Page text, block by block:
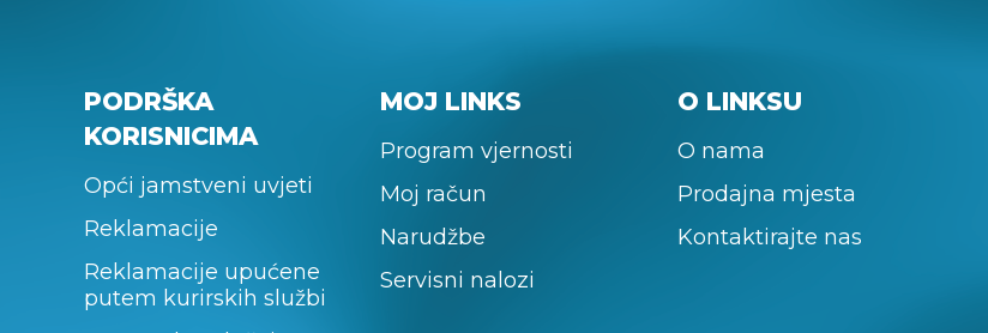
PODRŠKA
KORISNICIMA
Opći jamstveni uvjeti
Reklamacije
Reklamacije upućene
putem kurirskih službi
MOJ LINKS
Program vjernosti
Moj račun
Narudžbe
Servisni nalozi
O LINKSU
O nama
Prodajna mjesta
Kontaktirajte nas